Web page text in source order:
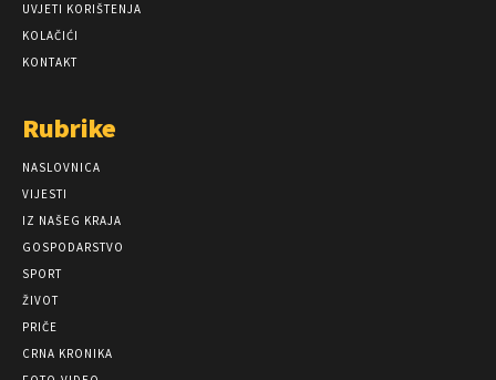
UVJETI KORIŠTENJA
KOLAČIĆI
KONTAKT
Rubrike
NASLOVNICA
VIJESTI
IZ NAŠEG KRAJA
GOSPODARSTVO
SPORT
ŽIVOT
PRIČE
CRNA KRONIKA